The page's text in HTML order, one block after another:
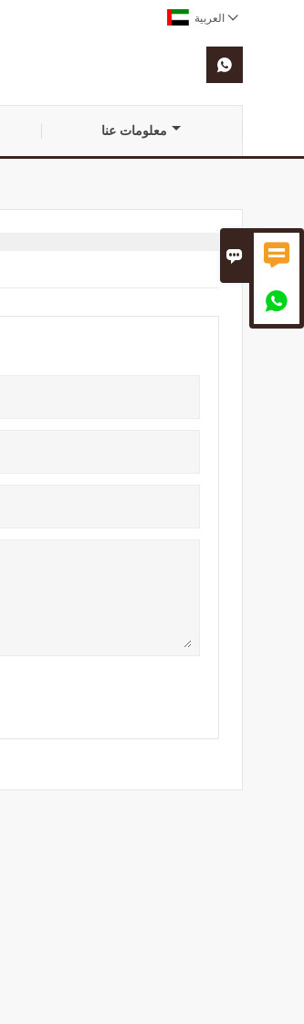
 

العربية 

معلومات عنا